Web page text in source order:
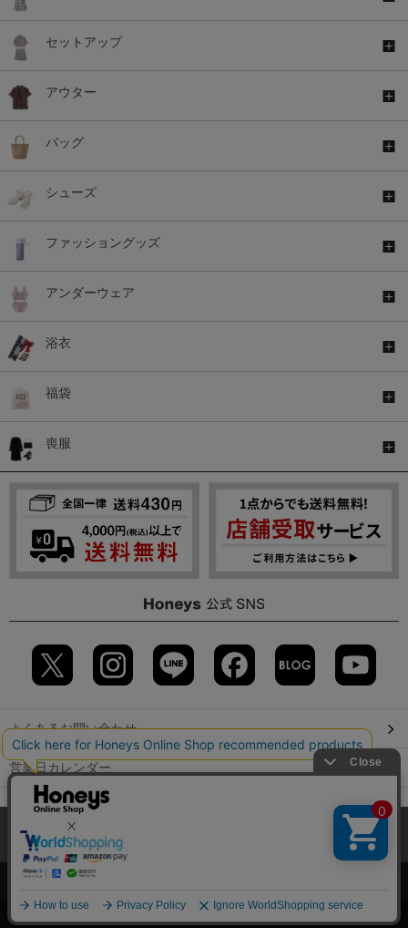
セットアップ
アウター
バッグ
シューズ
ファッショングッズ
アンダーウェア
浴衣
福袋
喪服
よくあるお問い合わせ
営業日カレンダー
店舗検索
GLOBAL GUIDE（海外からご利用のお客様）
当サイトでは、サイトの利便性向上のため、クッキー(Cookie)を使
用しています。詳しくは「
」をご覧くださ
OK